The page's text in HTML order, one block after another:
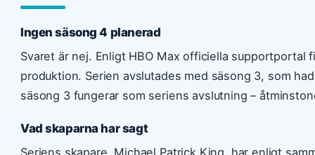
Ingen säsong 4 planerad
Svaret är nej. Enligt HBO Max officiella supportportal
produktion. Serien avslutades med säsong 3, som
säsong 3 fungerar som seriens avslutning –
Vad skaparna har sagt
Seriens skapare, Michael Patrick King, har enligt